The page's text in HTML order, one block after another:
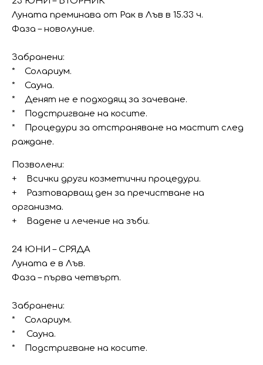
Луната преминава от Рак в Лъв в 15.33 ч.
Фаза – новолуние.
Забранени:
* Солариум.
* Сауна.
* Денят не е подходящ за зачеване.
* Подстригване на косите.
* Процедури за отстраняване на мастит след
раждане.
Позволени:
+ Всички други козметични процедури.
+ Разтоварващ ден за пречистване на
организма.
+ Вадене и лечение на зъби.
24 ЮНИ – СРЯДА
Луната е в Лъв.
Фаза – първа четвърт.
Забранени:
* Солариум.
* Сауна.
* Подстригване на косите.